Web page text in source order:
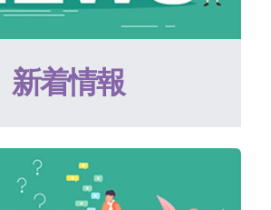
新着情報